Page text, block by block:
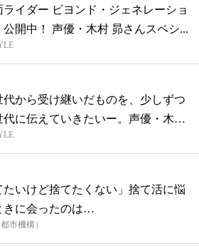
ライダー ビヨンド・ジェネレーショ
公開中！ 声優・木村 昴さんスペシ...
代から受け継いだものを、少しずつ
代に伝えていきたいー。声優・木村
たいけど捨てたくない」捨て活に悩
きに会ったのは…
市機構）